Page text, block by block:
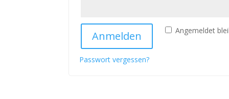
Angemeldet
Anmelden
Passwort vergessen?